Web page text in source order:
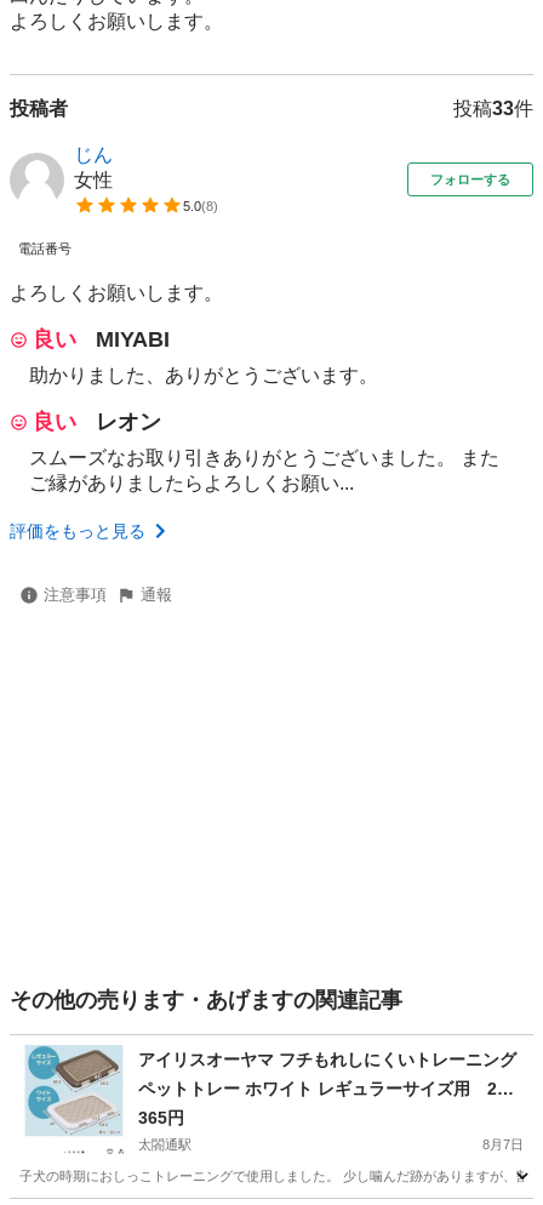
よろしくお願いします。
投稿者 投稿33件
じん
女性
5.0(8)
フォローする
電話番号
よろしくお願いします。
良い MIYABI
助かりました、ありがとうございます。
良い レオン
スムーズなお取り引きありがとうございました。 また
ご縁がありましたらよろしくお願い...
評価をもっと見る
注意事項 通報
その他の売ります・あげますの関連記事
アイリスオーヤマ フチもれしにくいトレーニング
ペットトレー ホワイト レギュラーサイズ用 2つ
セット
365円
太閤通駅 8月7日
子犬の時期におしっこトレーニングで使用しました。 少し噛んだ跡がありますが、